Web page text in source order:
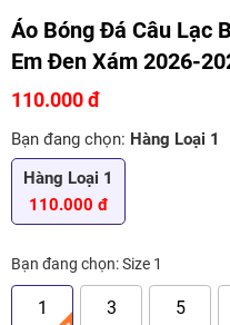
Áo Bóng Đá Câu Lạc
Em Đen Xám 2026-
110.000 đ
Bạn đang chọn: Hàng Loại 1
Hàng Loại 1
110.000 đ
Bạn đang chọn:Size 1
1 3 5